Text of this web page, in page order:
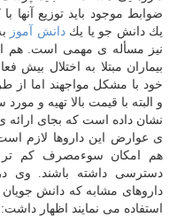
ضوابط موجود باید توزیع آنها
یك دانش جو یا یكدانش آموز
نیز مسأله ی مهمی است. هم
بیماران مبتلا به اختلال بیش
خود با مشكل مواجهند اما از
و البته با قیمت بالا تهیه و
نشان داده است كه بجای ارائه
ی عوارض این داروها لازم
هم امكان سوءمصرف كم تر
دسترسی داشته باشند. وی
داروهای مشابه كه دانش
استفاده می نمایند اظهار